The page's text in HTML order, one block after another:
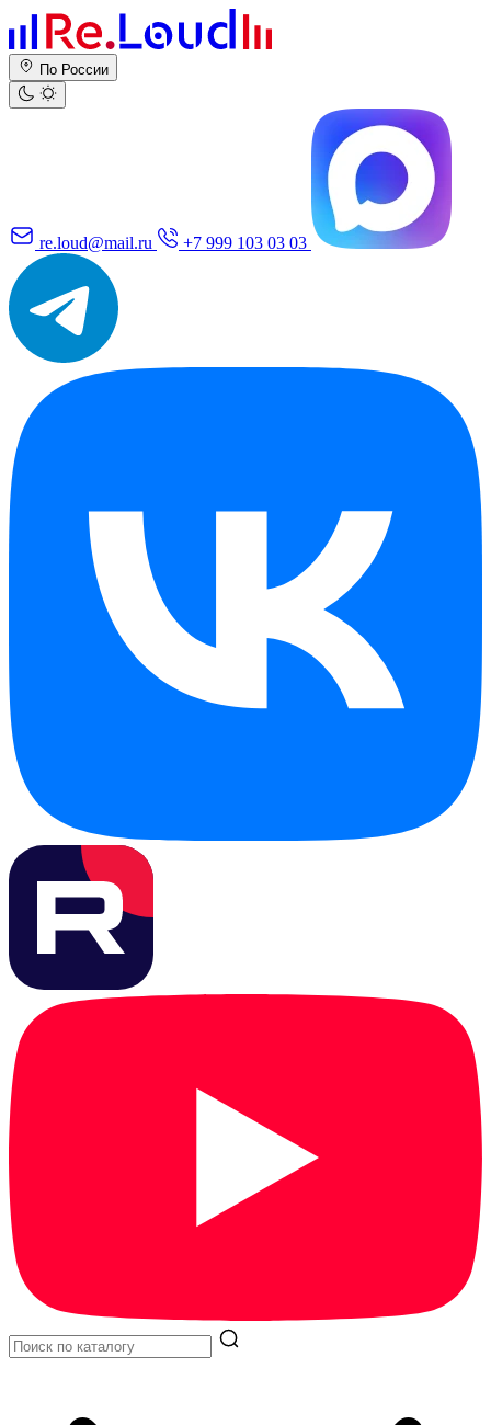
По России
re.loud@mail.ru +7 999 103 03 03